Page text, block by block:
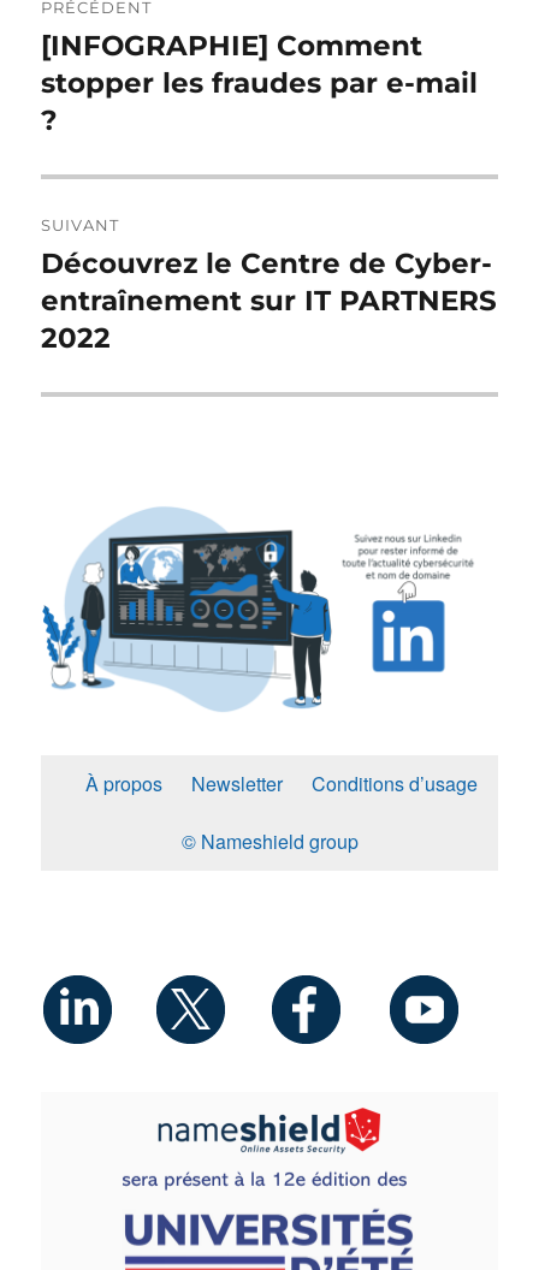
de
l’article
PRÉCÉDENT
Publication
précédente :
[INFOGRAPHIE] Comment
stopper les fraudes par e-mail
?
SUIVANT
Publication
suivante :
Découvrez le Centre de Cyber-
entraînement sur IT PARTNERS
2022
À propos Newsletter Conditions d’usage
© Nameshield group